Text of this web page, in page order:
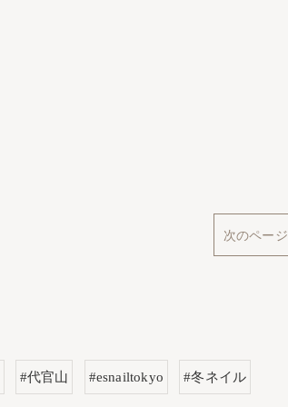
次のペー
#代官山 #esnailtokyo #冬ネイル